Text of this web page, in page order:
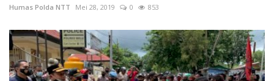
Humas Polda NTT Mei 28, 2019 0 853